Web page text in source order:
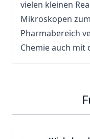
vielen kleinen
Mikroskopen
Pharmabereich
Chemie auch mit